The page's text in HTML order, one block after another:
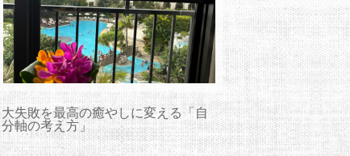
大失敗を最高の癒やしに変える「自
分軸の考え方」